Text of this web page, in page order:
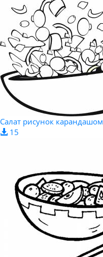
Салат рисунок карандашом
15